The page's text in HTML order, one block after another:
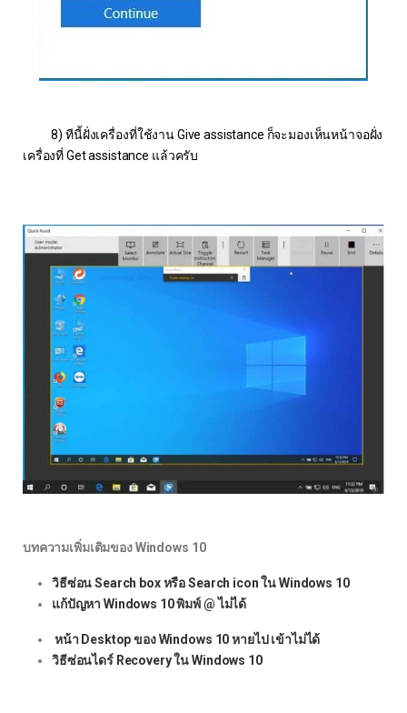
8) ทีนี้ฝั่งเครื่องที่ใช้งาน Give assistance ก็จะมองเห็นหน้าจอฝั่ง
เครื่องที่ Get assistance แล้วครับ
บทความเพิ่มเติมของ Windows 10
วิธีซ่อน Search box หรือ Search icon ใน Windows 10
แก้ปัญหา Windows 10 พิมพ์ @ ไม่ได้
หน้า Desktop ของ Windows 10 หายไป เข้าไม่ได้
วิธีซ่อนไดร์ Recovery ใน Windows 10